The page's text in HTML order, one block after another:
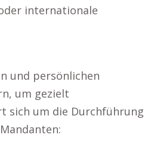
internationale
und persönlichen
um gezielt
sich um die Durchführung